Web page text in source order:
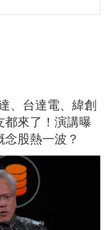
、台達電、緯創
都來了！演講曝
股熱一波？